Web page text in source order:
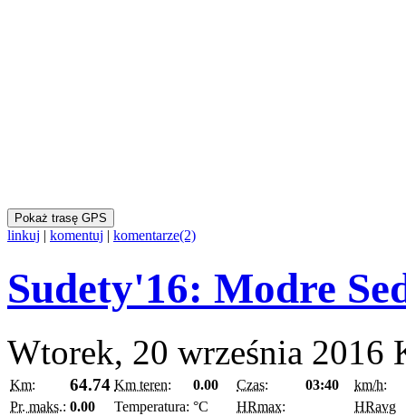
Pokaż trasę GPS
linkuj | komentuj | komentarze(2)
Sudety'16: Modre
Wtorek, 20 września 2016
Km: 64.74 Km teren: 0.00 Czas: 03:40
km/h:
Pr. maks.: 0.00 Temperatura: °C HRmax:
HRavg